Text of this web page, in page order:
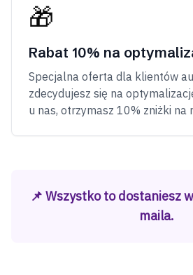
🎁
Rabat 10% na
Specjalna oferta dla klientów
zdecydujesz się na
u nas, otrzymasz 10% zniżki na
📌 Wszystko to dostaniesz
maila.